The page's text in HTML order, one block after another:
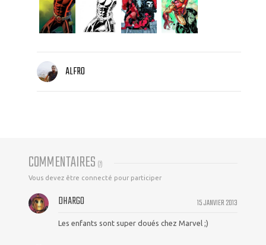
ALFRO
COMMENTAIRES (7)
Vous devez être connecté pour participer
15 JANVIER 2013
DHARGO
Les enfants sont super doués chez Marvel ;)